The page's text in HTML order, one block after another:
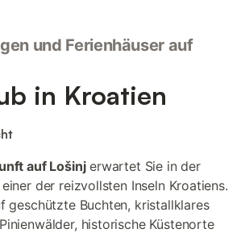
Bis zum Zentrum von Mali Lošinj
K-8016 in Nerezine auf der Losinj
komfortable Unterkunft mit 63 m2
13 m2 großen Terrasse. Es stehen
zur Verfügung, verteilt auf 2
Esszimmer vorhanden und im Preis
Komfort gibt es Standard-WLAN,
Waschmaschine. Die Küche ist mit
und einem Geschirrspüler
Sie entspannte Stunden auf
und Ferienhäuser auf
in Kroatien
auf Lošinjerwartet Sie in der
der reizvollsten Inseln Kroatiens.
geschützte Buchten, kristallklares
historische Küstenorte